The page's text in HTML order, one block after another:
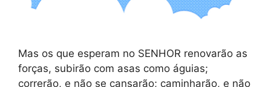
Mas os que esperam no SENHOR renovarão as
forças, subirão com asas como águias;
correrão, e não se cansarão; caminharão, e não